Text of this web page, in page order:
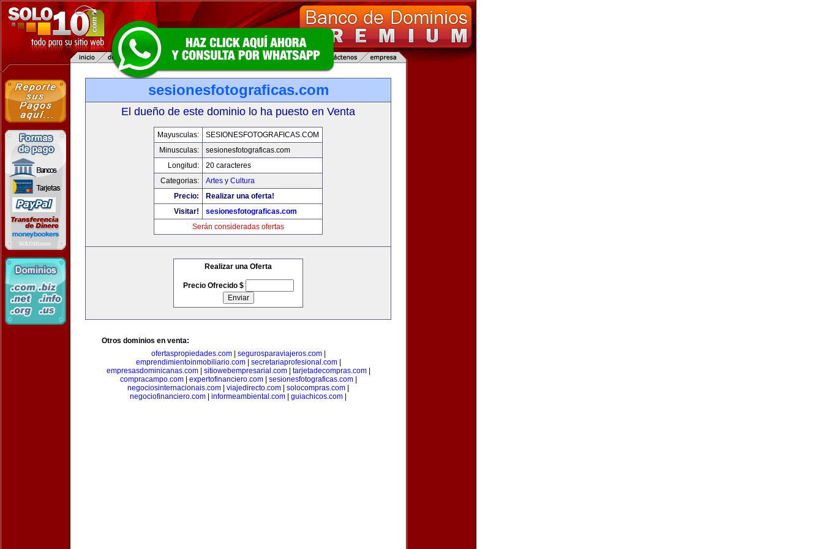
sesionesfotograficas.com
El dueño de este dominio lo ha puesto en Venta
Mayusculas:
SESIONESFOTOGRAFICAS.COM
Minusculas:
sesionesfotograficas.com
Longitud:
20 caracteres
Categorias:
Artes y Cultura
Precio:
Realizar una oferta!
Visitar!
sesionesfotograficas.com
Serán consideradas ofertas
Realizar una Oferta
Precio Ofrecido $
Otros dominios en venta:
ofertaspropiedades.com| segurosparaviajeros.com|
emprendimientoinmobiliario.com| secretariaprofesional.com|
empresasdominicanas.com| sitiowebempresarial.com| tarjetadecompras.com|
compracampo.com| expertofinanciero.com| sesionesfotograficas.com|
negociosinternacionais.com
viajedirecto.com solocompras.com
negociofinanciero.com
informeambiental.com guiachicos.com